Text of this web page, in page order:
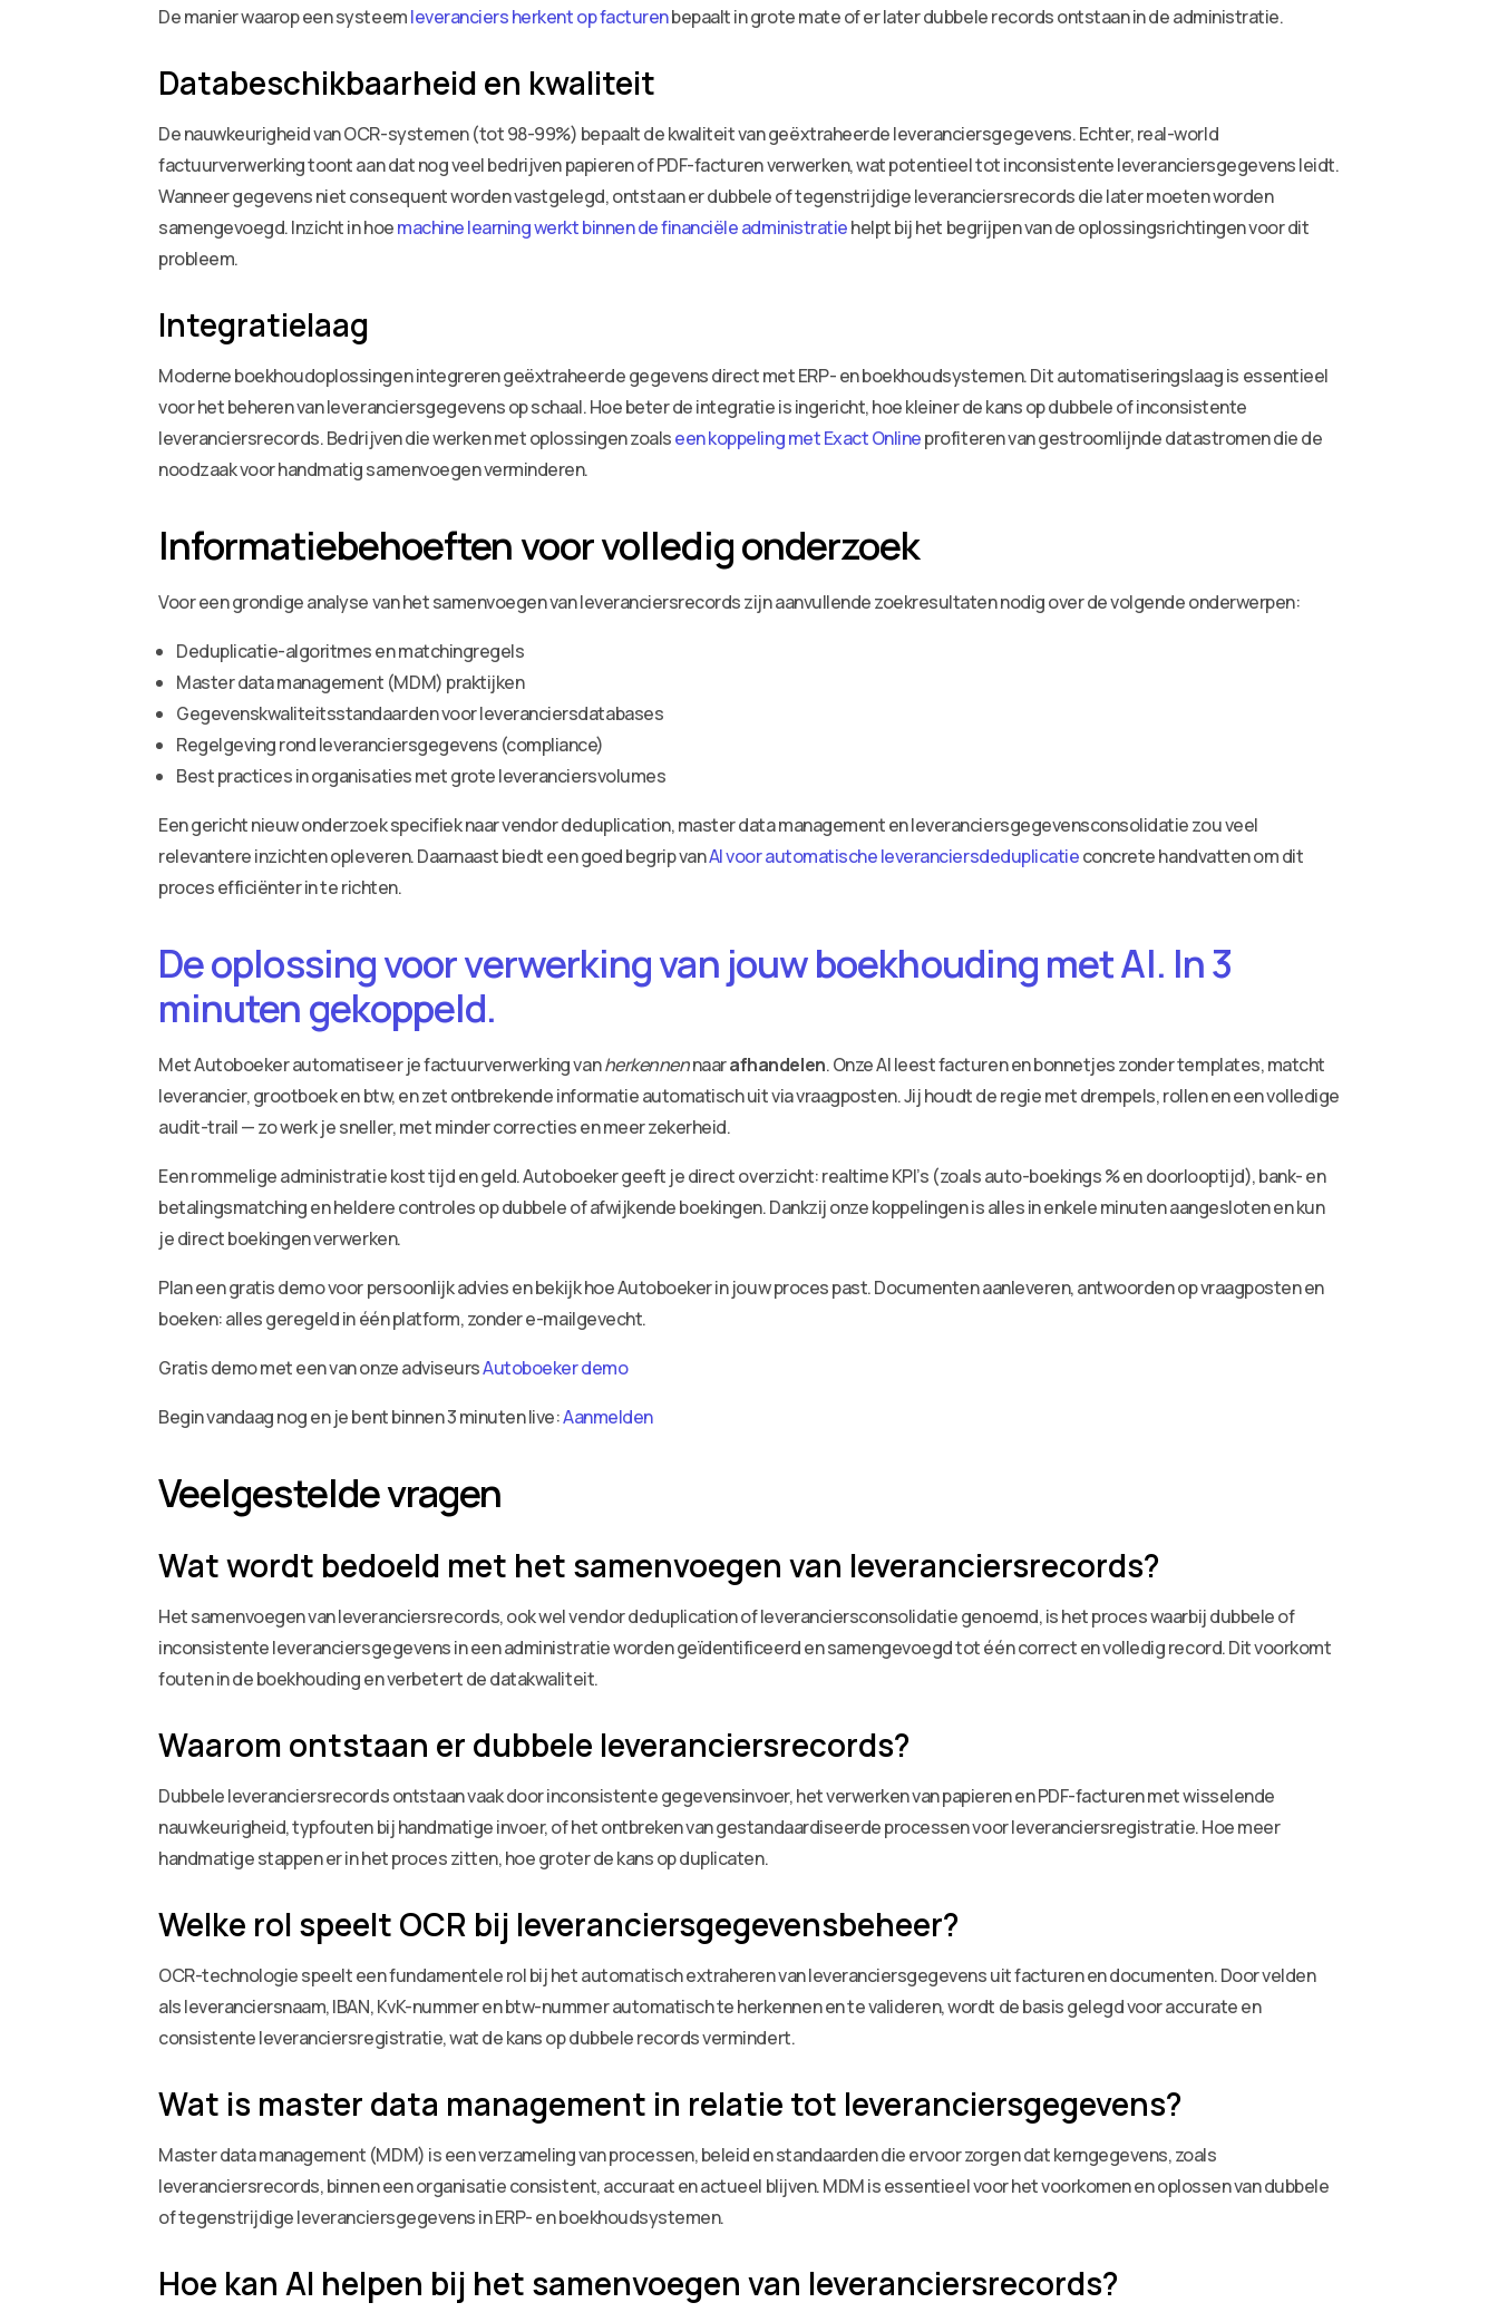
De manier waarop een systeemleveranciers herkent op facturenbepaalt in grote mate of er later dubbele records ontstaan in de administratie.
Databeschikbaarheid en kwaliteit
De nauwkeurigheid van OCR-systemen (tot 98-99%) bepaalt de kwaliteit van geëxtraheerde leveranciersgegevens. Echter, real-world
factuurverwerking toont aan dat nog veel bedrijven papieren of PDF-facturen verwerken, wat potentieel tot inconsistente leveranciersgegevens leidt.
Wanneer gegevens niet consequent worden vastgelegd, ontstaan er dubbele of tegenstrijdige leveranciersrecords die later moeten worden
samengevoegd. Inzicht in hoemachine learning werkt binnen de financiële administratiehelpt bij het begrijpen van de oplossingsrichtingen voor dit
probleem.
Integratielaag
Moderne boekhoudoplossingen integreren geëxtraheerde gegevens direct met ERP- en boekhoudsystemen. Dit automatiseringslaag is essentieel
voor het beheren van leveranciersgegevens op schaal. Hoe beter de integratie is ingericht, hoe kleiner de kans op dubbele of inconsistente
leveranciersrecords. Bedrijven die werken met oplossingen zoalseen koppeling met Exact Onlineprofiteren van gestroomlijnde datastromen die de
noodzaak voor handmatig samenvoegen verminderen.
Informatiebehoeften voor volledig onderzoek
Voor een grondige analyse van het samenvoegen van leveranciersrecords zijn aanvullende zoekresultaten nodig over de volgende onderwerpen:
Deduplicatie-algoritmes en matchingregels
Master data management (MDM) praktijken
Gegevenskwaliteitsstandaarden voor leveranciersdatabases
Regelgeving rond leveranciersgegevens (compliance)
Best practices in organisaties met grote leveranciersvolumes
Een gericht nieuw onderzoek specifiek naar vendor deduplication, master data management en leveranciersgegevensconsolidatie zou veel
relevantere inzichten opleveren. Daarnaast biedt een goed begrip vanAI voor automatische leveranciersdeduplicatieconcrete handvatten om dit
proces efficiënter in te richten.
De oplossing voor verwerking van jouw boekhouding met AI. In 3
minuten gekoppeld.
Met Autoboeker automatiseer je factuurverwerking vanherkennennaarafhandelen. Onze AI leest facturen en bonnetjes zonder templates, matcht
leverancier, grootboek en btw, en zet ontbrekende informatie automatisch uit via vraagposten. Jij houdt de regie met drempels, rollen en een volledige
audit-trail — zo werk je sneller, met minder correcties en meer zekerheid.
Een rommelige administratie kost tijd en geld. Autoboeker geeft je direct overzicht: realtime KPI’s (zoals auto-boekings % en doorlooptijd), bank- en
betalingsmatching en heldere controles op dubbele of afwijkende boekingen. Dankzij onze koppelingen is alles in enkele minuten aangesloten en kun
je direct boekingen verwerken.
Plan een gratis demo voor persoonlijk advies en bekijk hoe Autoboeker in jouw proces past. Documenten aanleveren, antwoorden op vraagposten en
boeken: alles geregeld in één platform, zonder e-mailgevecht.
Gratis demo met een van onze adviseursAutoboeker demo
Begin vandaag nog en je bent binnen 3 minuten live:Aanmelden
Veelgestelde vragen
Wat wordt bedoeld met het samenvoegen van leveranciersrecords?
Het samenvoegen van leveranciersrecords, ook wel vendor deduplication of leveranciersconsolidatie genoemd, is het proces waarbij dubbele of
inconsistente leveranciersgegevens in een administratie worden geïdentificeerd en samengevoegd tot één correct en volledig record. Dit voorkomt
fouten in de boekhouding en verbetert de datakwaliteit.
Waarom ontstaan er dubbele leveranciersrecords?
Dubbele leveranciersrecords ontstaan vaak door inconsistente gegevensinvoer, het verwerken van papieren en PDF-facturen met wisselende
nauwkeurigheid, typfouten bij handmatige invoer, of het ontbreken van gestandaardiseerde processen voor leveranciersregistratie. Hoe meer
handmatige stappen er in het proces zitten, hoe groter de kans op duplicaten.
Welke rol speelt OCR bij leveranciersgegevensbeheer?
OCR-technologie speelt een fundamentele rol bij het automatisch extraheren van leveranciersgegevens uit facturen en documenten. Door velden
als leveranciersnaam, IBAN, KvK-nummer en btw-nummer automatisch te herkennen en te valideren, wordt de basis gelegd voor accurate en
consistente leveranciersregistratie, wat de kans op dubbele records vermindert.
Wat is master data management in relatie tot leveranciersgegevens?
Master data management (MDM) is een verzameling van processen, beleid en standaarden die ervoor zorgen dat kerngegevens, zoals
leveranciersrecords, binnen een organisatie consistent, accuraat en actueel blijven. MDM is essentieel voor het voorkomen en oplossen van dubbele
of tegenstrijdige leveranciersgegevens in ERP- en boekhoudsystemen.
Hoe kan AI helpen bij het samenvoegen van leveranciersrecords?